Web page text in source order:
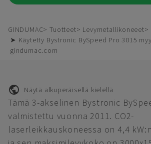
GINDUMAC Tuotteet
Levymetallikoneeet
➤ Käytetty Bystronic BySpeed Pro 3015
gindumac.com
Näytä alkuperäisellä kielellä
Tämä 3-akselinen Bystronic
valmistettu vuonna 2011. CO2-
laserleikkauskoneessa on 4,4